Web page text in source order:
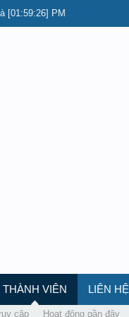
[01:59:26] PM
THÀNH VIÊN
cập Hoạt động gần đây
LIÊN HỆ